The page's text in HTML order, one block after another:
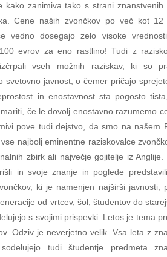
kako zanimiva tako s strani znanstvenih
Cene naših zvončkov po več kot
vedno dosegajo zelo visoke
evrov za eno rastlino! Tudi z
vseh možnih raziskav, ki so
svetovno javnost, o čemer pričajo
in enostavnost sta pogosto
če le dovolj enostavno razumemo
pove tudi dejstvo, da smo na našem
najbolj eminentne raziskovalce
zbirk ali največje gojitelje iz
in svoje znanje in poglede
ki je namenjen najširši javnosti,
od vrtcev, šol, študentov do
s svojimi prispevki. Letos je tema
Odziv je neverjetno velik. Vsa leta z
tudi študentje predmeta